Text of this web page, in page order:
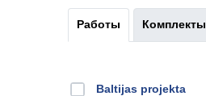
Работы Комплекты
Baltijas projekta